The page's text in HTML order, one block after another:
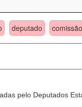
deputado comissão
pelo Deputados